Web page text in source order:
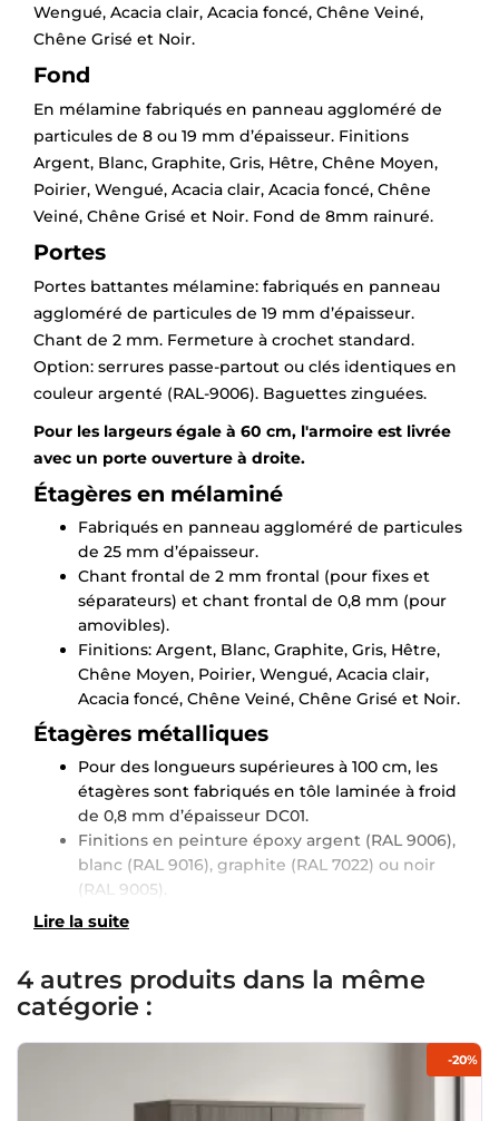
Demande de rappel ×
Wengué, Acacia clair, Acacia foncé, Chêne Veiné,
Chêne Grisé et Noir.
Fond
En mélamine fabriqués en panneau aggloméré de
particules de 8 ou 19 mm d’épaisseur. Finitions
Argent, Blanc, Graphite, Gris, Hêtre, Chêne Moyen,
Poirier, Wengué, Acacia clair, Acacia foncé, Chêne
Veiné, Chêne Grisé et Noir. Fond de 8mm rainuré.
Portes
Portes battantes mélamine: fabriqués en panneau
aggloméré de particules de 19 mm d’épaisseur.
Chant de 2 mm. Fermeture à crochet standard.
Option: serrures passe-partout ou clés identiques en
couleur argenté (RAL-9006). Baguettes zinguées.
Pour les largeurs égale à 60 cm, l'armoire est livrée
avec un porte ouverture à droite.
Étagères en mélaminé
Fabriqués en panneau aggloméré de particules
de 25 mm d’épaisseur.
Chant frontal de 2 mm frontal (pour fixes et
séparateurs) et chant frontal de 0,8 mm (pour
amovibles).
Finitions: Argent, Blanc, Graphite, Gris, Hêtre,
Chêne Moyen, Poirier, Wengué, Acacia clair,
Acacia foncé, Chêne Veiné, Chêne Grisé et Noir.
Étagères métalliques
Pour des longueurs supérieures à 100 cm, les
étagères sont fabriqués en tôle laminée à froid
de 0,8 mm d’épaisseur DC01.
Finitions en peinture époxy argent (RAL 9006),
blanc (RAL 9016), graphite (RAL 7022) ou noir
(RAL 9005).
Lire la suite
4 autres produits dans la même
catégorie :
-20%